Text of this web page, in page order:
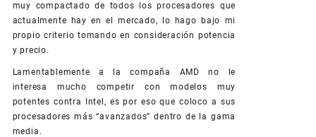
muy compactado de todos los procesadores que
actualmente hay en el mercado, lo hago bajo mi
propio criterio tomando en consideración potencia
y precio.
Lamentablemente a la compaña AMD no le
interesa mucho competir con modelos muy
potentes contra Intel, es por eso que coloco a sus
procesadores más “avanzados” dentro de la gama
media.